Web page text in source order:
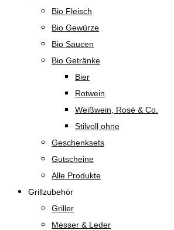
Bio Fleisch
Bio Gewürze
Bio Saucen
Bio Getränke
Bier
Rotwein
Weißwein, Rosé & Co.
Stilvoll ohne
Geschenksets
Gutscheine
Alle Produkte
Grillzubehör
Griller
Messer & Leder